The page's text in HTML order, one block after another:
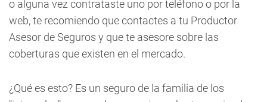
o alguna vez contrataste uno por teléfono o por la
web, te recomiendo que contactes a tu Productor
Asesor de Seguros y que te asesore sobre las
coberturas que existen en el mercado.
¿Qué es esto? Es un seguro de la familia de los